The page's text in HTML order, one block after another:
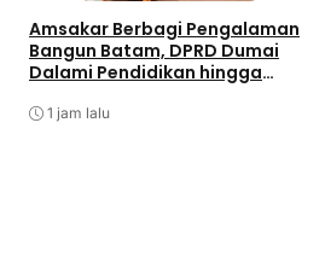
Amsakar Berbagi Pengalaman
Bangun Batam, DPRD Dumai
Dalami Pendidikan hingga
1 jam lalu